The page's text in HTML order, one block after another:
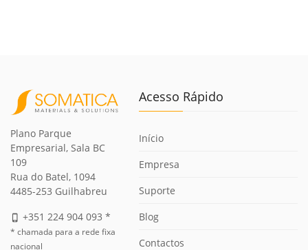
Plano Parque
Empresarial, Sala BC
109
Rua do Batel, 1094
4485-253 Guilhabreu
phone_iphone +351 224 904 093 *
* chamada para a rede fixa
nacional
Acesso Rápido
Início
Empresa
Suporte
Blog
Contactos